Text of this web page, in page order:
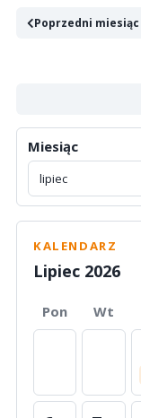
Poprzedni miesiąc
Miesiąc
KALENDARZ
Lipiec 2026
Pon Wt